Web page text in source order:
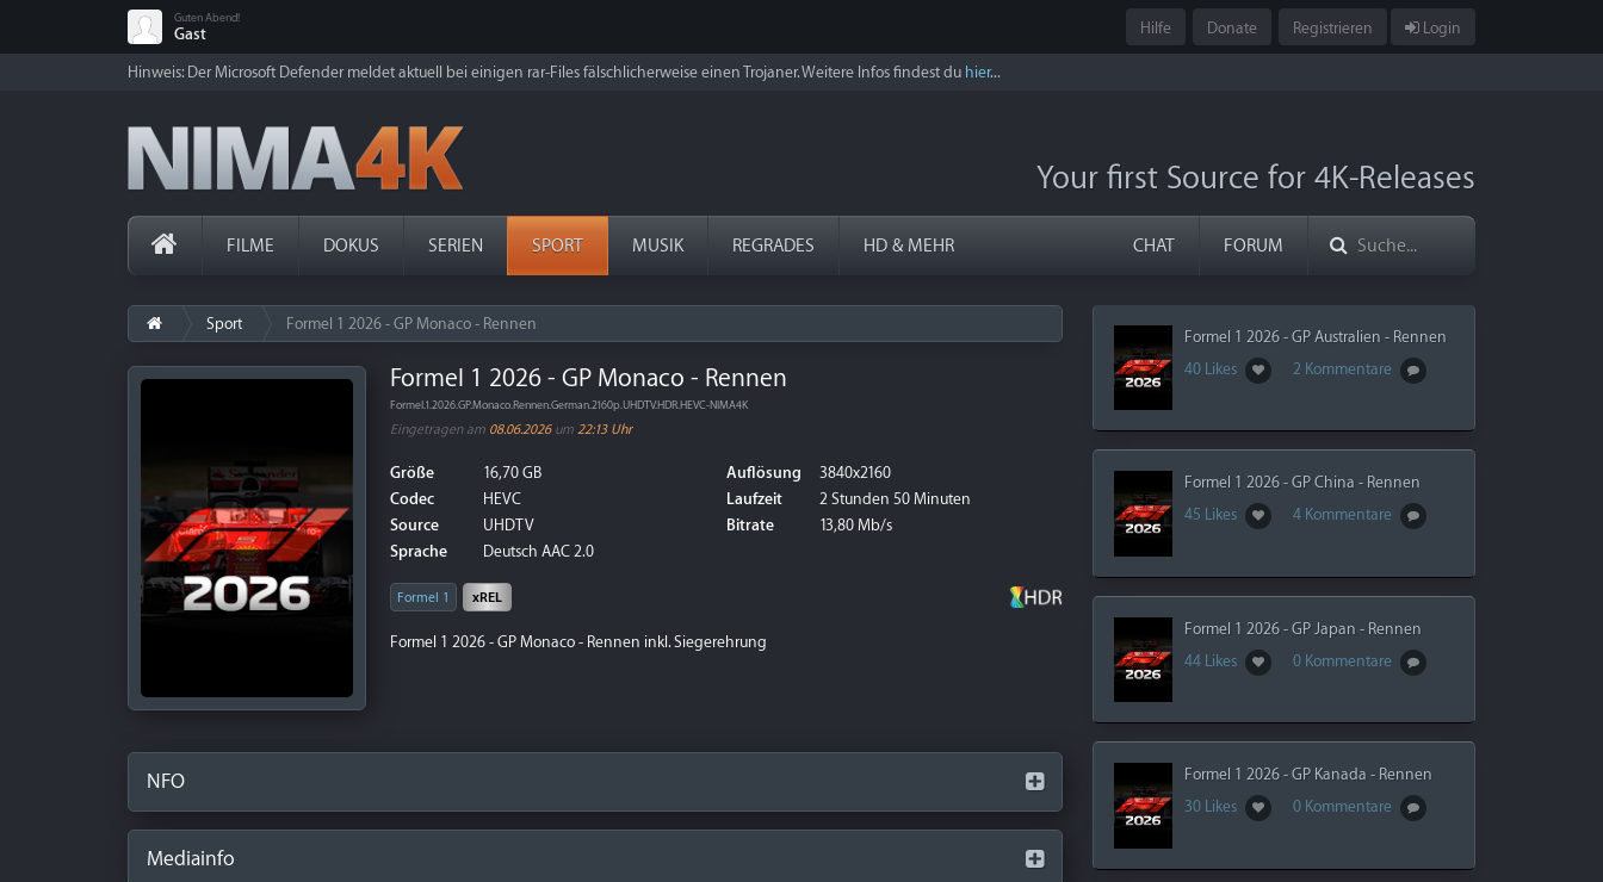
Guten Abend!
Gast Hilfe Donate Registrieren Login
Hinweis: Der Microsoft Defender meldet aktuell bei einigen rar-Files fälschlicherweise einen Trojaner. Weitere Infos findest du hier...
Your first Source for 4K-Releases
FILME DOKUS SERIEN SPORT MUSIK REGRADES HD & MEHR CHAT FORUM
Sport Formel 1 2026 - GP Monaco - Rennen
Formel 1 2026 - GP Monaco - Rennen
Formel.1.2026.GP.Monaco.Rennen.German.2160p.UHDTV.HDR.HEVC-NIMA4K
Eingetragen am 08.06.2026um 22:13 Uhr
Größe
16,70 GB
Codec
HEVC
Source
UHDTV
Sprache
Deutsch AAC 2.0
Auflösung
3840x2160
Laufzeit
2 Stunden 50 Minuten
Bitrate
13,80 Mb/s
Formel 1 xREL
Formel 1 2026 - GP Monaco - Rennen inkl. Siegerehrung
NFO
Mediainfo
Formel 1 2026 - GP Australien - Rennen
40 Likes
2 Kommentare
Formel 1 2026 - GP China - Rennen
45 Likes
4 Kommentare
Formel 1 2026 - GP Japan - Rennen
44 Likes
0 Kommentare
Formel 1 2026 - GP Kanada - Rennen
30 Likes
0 Kommentare